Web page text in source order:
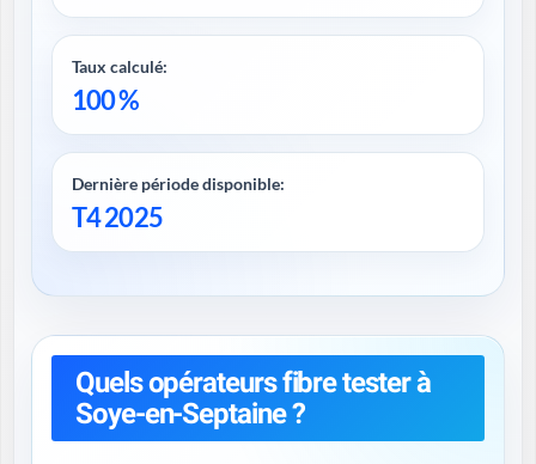
Taux calculé:
100 %
Dernière période disponible:
T4 2025
Quels opérateurs fibre tester à
Soye-en-Septaine ?